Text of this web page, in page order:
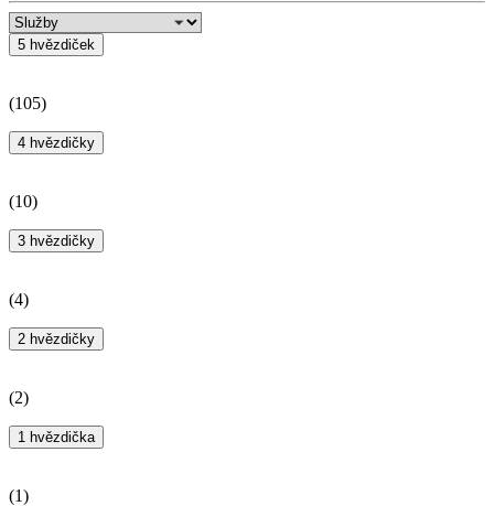
5 hvězdiček
(105)
4 hvězdičky
(10)
3 hvězdičky
(4)
2 hvězdičky
(2)
1 hvězdička
(1)